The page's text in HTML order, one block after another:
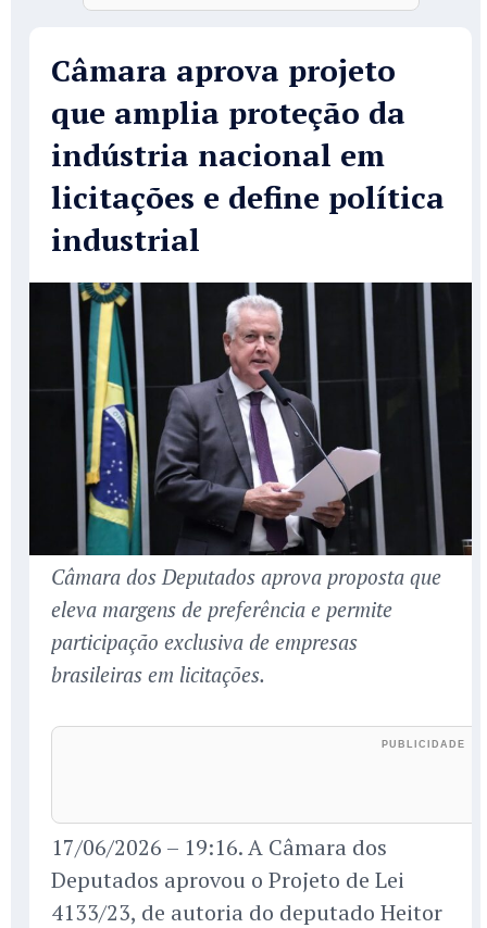
Câmara aprova projeto
que amplia proteção da
indústria nacional em
licitações e define política
industrial
Câmara dos Deputados aprova proposta que
eleva margens de preferência e permite
participação exclusiva de empresas
brasileiras em licitações.
17/06/2026 – 19:16. A Câmara dos
Deputados aprovou o Projeto de Lei
4133/23, de autoria do deputado Heitor